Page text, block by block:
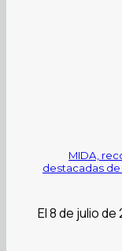
MIDA,
destacadas
El 8 de julio